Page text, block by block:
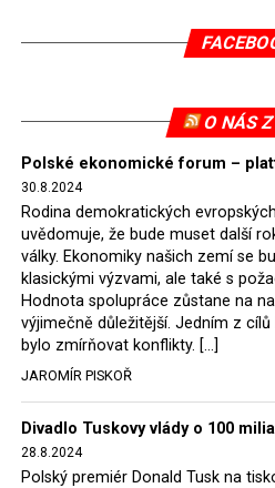
tomuto rozhodnutí
2022, než byl tento případ z
Polska s Českou republikou o
důl Turów vymazán z rejstříku
Polsko nechalo z přiznaných
asi 70 milionů eur na pokutách
zaplatilo jako odškodnění
tak elektrárna nadále
tehdejší opozice a dnes
místopředseda Občanské
Hołownia, přímo řekli, že by se
tomuto rozhodnutí podřídit.
O NÁS
Polské ekonomické forum –
30.8.2024
Rodina demokratických
uvědomuje, že bude muset další
války. Ekonomiky našich zemí se
klasickými výzvami, ale také s
Hodnota spolupráce zůstane na
výjimečně důležitější. Jedním z
bylo zmírňovat konflikty. […]
JAROMÍR PISKOŘ
Divadlo Tuskovy vlády o 100
28.8.2024
Polský premiér Donald Tusk na